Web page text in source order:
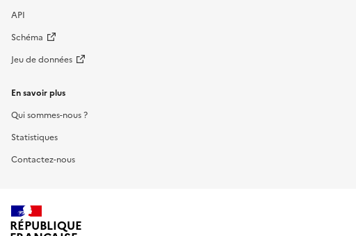
API
Schéma
Jeu de données
En savoir plus
Qui sommes-nous ?
Statistiques
Contactez-nous
RÉPUBLIQUE